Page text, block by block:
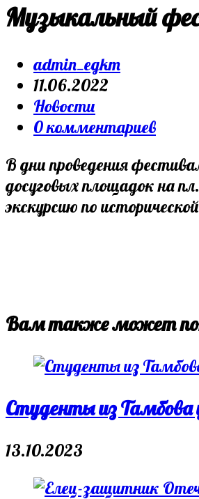
Музыкальный
Post
author:
admin_egkm
Запись
опубликована:
11.06.2022
Post
category:
Новости
Post
0 комментариев
В дни проведения
досуговых площадок на
экскурсию по
Вам также может
Студенты из Тамбова
13.10.2023